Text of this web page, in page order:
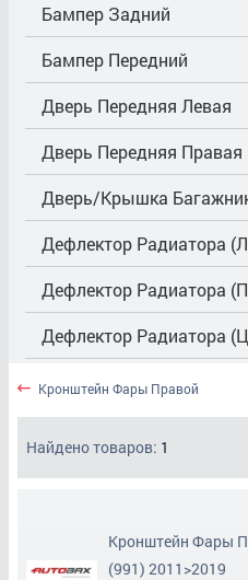
Бампер Задний
Бампер Передний
Дверь Передняя Левая
Дверь Передняя Правая
Дверь/Крышка
Дефлектор Радиатора
Дефлектор Радиатора
Дефлектор Радиатора
Жабо (Накладка
Капот
Кронштейн Заднего
Кронштейн Фары Правой
Найдено товаров: 1
Кронштейн Фары
(991) 2011>2019